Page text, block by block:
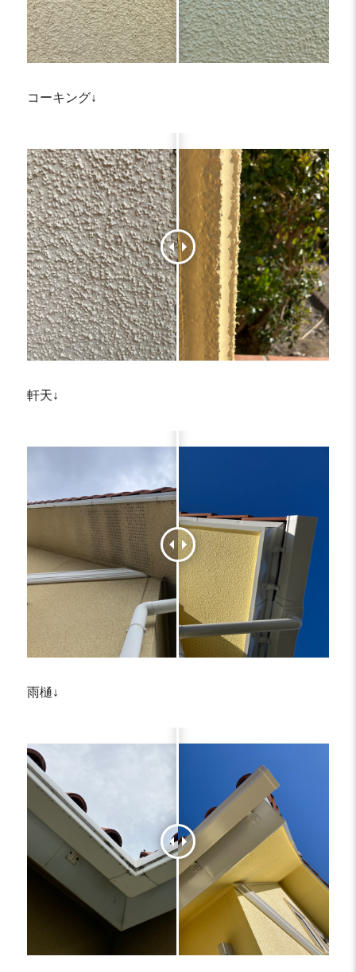
コーキング↓
軒天↓
雨樋↓